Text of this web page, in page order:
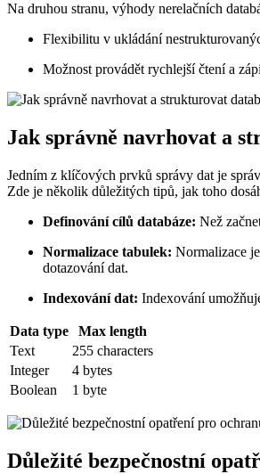
Na druhou stranu, výhody nerelačních
Flexibilitu v ukládání
Možnost provádět rychlejší čtení a
Jak správně navrhovat a
Jedním z klíčových prvků správy dat je
Zde je několik důležitých tipů, jak toho
Definování cílů databáze: Než
Normalizace tabulek: Normalizace
dotazování dat.
Indexování dat: Indexování
Data type
Max length
Text
255 characters
Integer
4 bytes
Boolean
1 byte
Důležité bezpečnostní